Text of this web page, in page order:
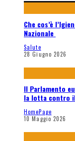
Che cos’è
Nazionale
Salute
28 Giugno 2026
Il Parlamento
la lotta contro
HomePage
10 Maggio 2026